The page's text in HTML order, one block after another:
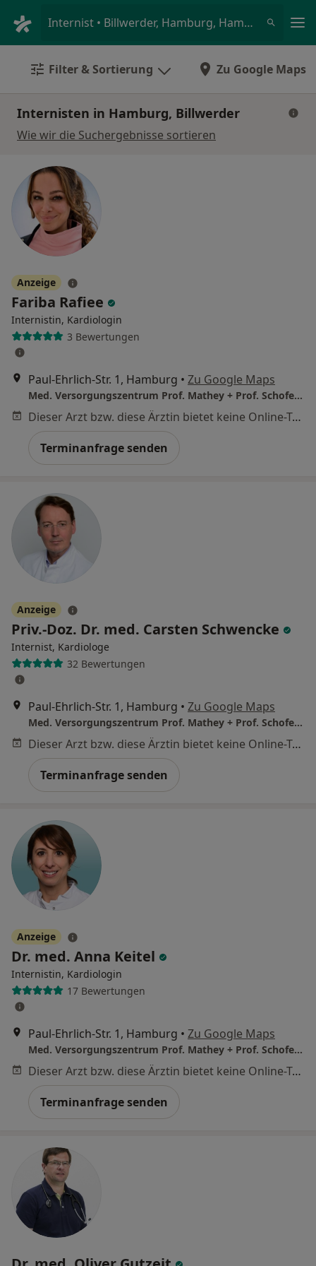
Internist • Billwerder, Hamburg, Hamburg
Filter & Sortierung Zu Google Maps
Internisten in Hamburg, Billwerder
Wie wir die Suchergebnisse sortieren
Anzeige
Fariba Rafiee
Internistin, Kardiologin
3 Bewertungen
Paul-Ehrlich-Str. 1, Hamburg • Zu Google Maps
Med. Versorgungszentrum Prof. Mathey + Prof. Schofer NK Altona
Dieser Arzt bzw. diese Ärztin bietet keine Online-Terminbuchung an diesem Standort an.
Terminanfrage senden
Anzeige
Priv.-Doz. Dr. med. Carsten Schwencke
Internist, Kardiologe
32 Bewertungen
Paul-Ehrlich-Str. 1, Hamburg • Zu Google Maps
Med. Versorgungszentrum Prof. Mathey + Prof. Schofer NK Altona
Dieser Arzt bzw. diese Ärztin bietet keine Online-Terminbuchung an diesem Standort an.
Terminanfrage senden
Anzeige
Dr. med. Anna Keitel
Internistin, Kardiologin
17 Bewertungen
Paul-Ehrlich-Str. 1, Hamburg • Zu Google Maps
Med. Versorgungszentrum Prof. Mathey + Prof. Schofer NK Altona
Dieser Arzt bzw. diese Ärztin bietet keine Online-Terminbuchung an diesem Standort an.
Terminanfrage senden